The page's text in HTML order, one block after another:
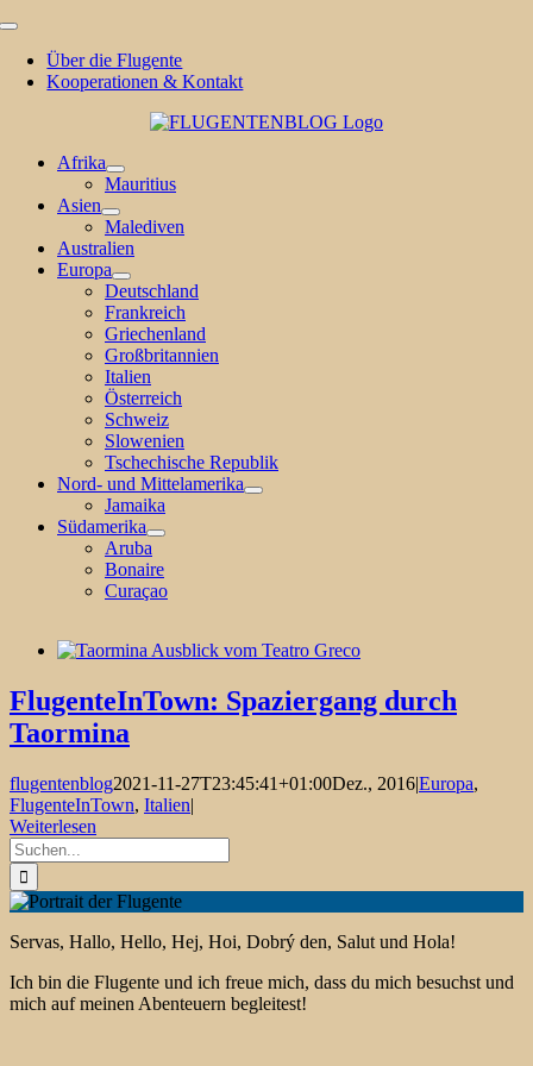
Zum
springen
Toggle
NavigationÜber die Flugente
Kooperationen & Kontakt
Afrika
Mauritius
Asien
Malediven
Australien
Europa
Deutschland
Frankreich
Griechenland
Großbritannien
Italien
Österreich
Schweiz
Slowenien
Tschechische Republik
Nord- und Mittelamerika
Jamaika
Südamerika
Aruba
Bonaire
Curaçao
FlugenteInTown: Spaziergang durch
Taormina
flugentenblog2021-11-27T23:45:41+01:00Dez., 2016|Europa,
FlugenteInTown, Italien|
Weiterlesen
Suche
nach:
Servas, Hallo, Hello, Hej, Hoi, Dobrý den, Salut und Hola!
Ich bin die Flugente und ich freue mich, dass du mich besuchst und
mich auf meinen Abenteuern begleitest!